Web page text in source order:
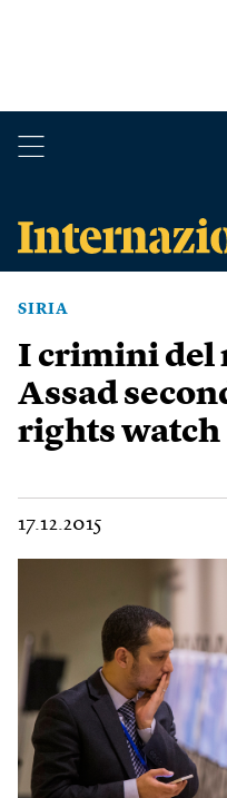
SIRIA
I crimini del
Assad
rights watch
17.12.2015